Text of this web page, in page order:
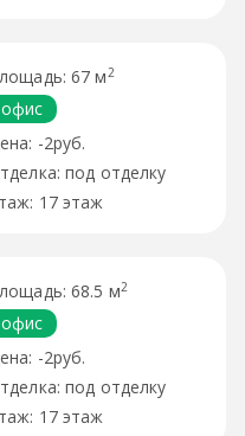
67 м 2
офис
-2руб.
под отделку
17 этаж
68.5 м2
офис
-2руб.
под отделку
17 этаж